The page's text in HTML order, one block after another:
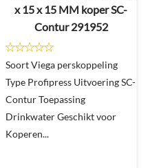
Details
winkelmand
x 15 x 15 MM koper SC-
Contur 291952
Soort Viega perskoppeling
Type Profipress Uitvoering SC-
Contur Toepassing
Drinkwater Geschikt voor
Koperen...